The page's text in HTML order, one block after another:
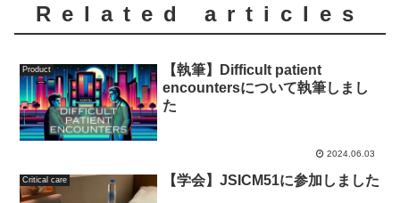
Related articles
Product
【執筆】Difficult patient
encountersについて執筆しまし
た
2024.06.03
Critical care 【学会】JSICM51に参加しました